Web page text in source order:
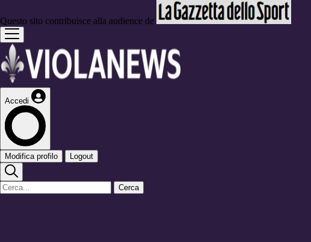
Questo sito contribuisce alla audience de
Accedi
Modifica profilo Logout
Cerca